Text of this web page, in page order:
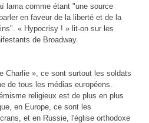
lama comme étant "une source
en faveur de la liberté et de la
". « Hypocrisy ! » lit-on sur les
de Broadway.
Charlie », ce sont surtout les soldats
de tous les médias européens.
religieux est de plus en plus
en Europe, ce sont les
et en Russie, l'église orthodoxe